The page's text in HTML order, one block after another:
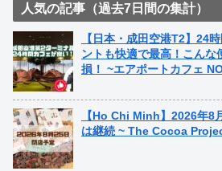
人気の記事（過去7日間の集計）
【日本・成田空港T2】24
ントも快適で最高！こんな
損！ ~エアポートカフェ
【Ho Chi Minh】2026年8
は継続 ~ The Cocoa